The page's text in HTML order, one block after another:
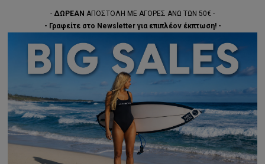
- ΔΩΡΕΑΝ ΑΠΟΣΤΟΛΗ ΜΕ ΑΓΟΡΕΣ ΑΝΩ ΤΩΝ 50€ -
- Γραφείτε στο Newsletter για επιπλέον έκπτωση! -